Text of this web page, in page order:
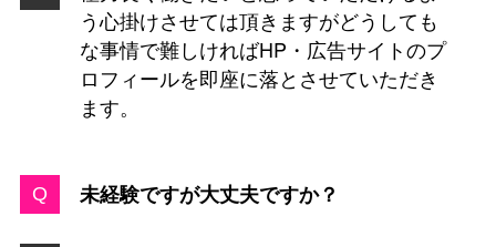
う心掛けさせては頂きますがどうしても
な事情で難しければHP・広告サイトのプ
ロフィールを即座に落とさせていただき
ます。
未経験ですが大丈夫ですか？